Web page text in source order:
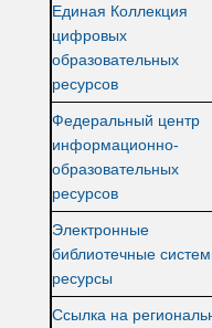
Единая Коллекция
цифровых
образовательных
ресурсов
Федеральный центр
информационно-
образовательных
ресурсов
Электронные
библиотечные
ресурсы
Ссылка на